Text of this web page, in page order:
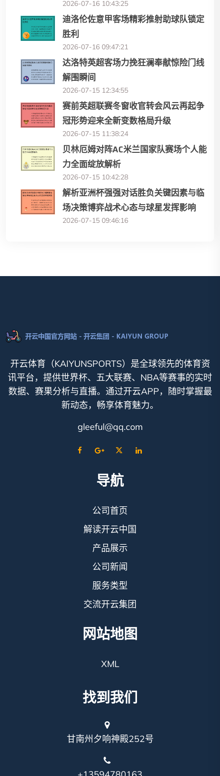
2026-07-16 10:43:25
迪洛伦佐意甲客场精彩推射助球队锁定
胜利
2026-07-16 09:47:21
达洛特英超客场力挽狂澜奉献惊险门线
解围瞬间
2026-07-15 12:34:55
赛前英超联赛冬窗收官转会风云再起争
冠形势迎来全新变数格局升级
2026-07-15 11:38:24
贝林厄姆对阵AC米兰国家队赛场个人能
力全面绽放解析
2026-07-15 10:42:28
解析亚洲杯强强对话胜负关键因素与临
场决策博弈战术心态与球星发挥影响
2026-07-15 09:46:16
开云体育（KAIYUNSPORTS）是全球领先的体育资
讯平台，提供世界杯、五大联赛、NBA等赛事的实时
数据、赛果分析与直播。通过开云APP，随时掌握最
新动态，畅享体育魅力。
gleeful@qq.com
导航
公司首页
解读开云中国
产品展示
公司新闻
服务类型
交流开云集团
网站地图
XML
找到我们
甘南州夕响神殿252号